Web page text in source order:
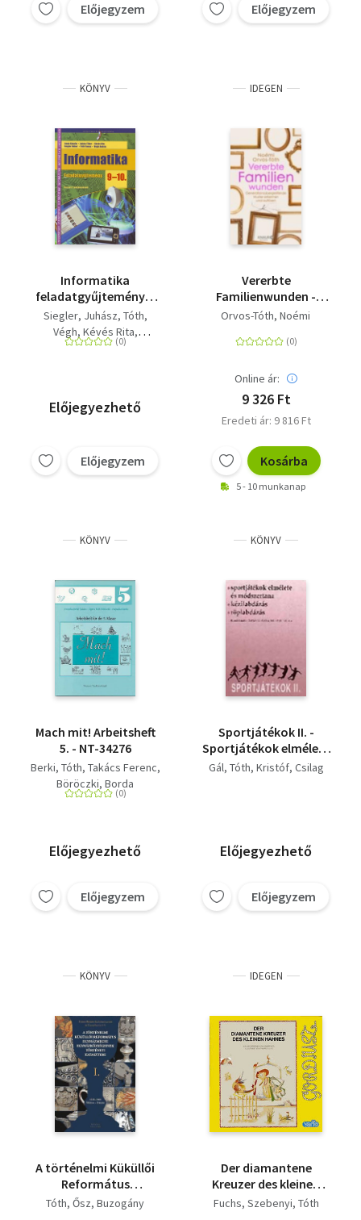
Előjegyzem Előjegyzem
KÖNYV
Informatika
feladatgyűjtemény a
középiskolák 9-10.
évfolyama számára
Siegler Juhász Tóth
Végh Kévés Rita
Jónás Ilona
Előjegyezhető
Előjegyzem
IDEGEN
Vererbte
Familienwunden -
Generationsübergreifende
auflösen
Orvos-Tóth, Noémi
Online ár:
9 326 Ft
Eredeti ár: 9 816 Ft
Kosárba
5 - 10 munkanap
KÖNYV
Mach mit! Arbeitsheft
5. - NT-34276
Berki Tóth Takács Ferenc
Böröczki Borda
Előjegyezhető
Előjegyzem
KÖNYV
Sportjátékok II. -
Sportjátékok elmélete
és módszertana ...
Gál Tóth Kristóf Csilag
Előjegyezhető
Előjegyzem
KÖNYV
A történelmi Küküllői
Református
Egyházmegye
Tóth Ősz Buzogány
IDEGEN
Der diamantene
Kreuzer des kleinen
Hahnes
Fuchs Szebenyi Tóth